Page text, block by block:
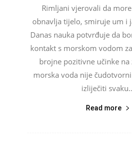
Rimljani vjerovali da
obnavlja tijelo, smiruje um i
Danas nauka potvrđuje da
kontakt s morskom vodom
brojne pozitivne učinke na
morska voda nije
izliječiti
Read more